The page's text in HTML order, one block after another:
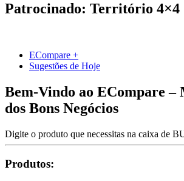
Patrocinado: Território 4×4
ECompare +
Sugestões de Hoje
Bem-Vindo ao ECompare –
dos Bons Negócios
Digite o produto que necessitas na caixa de
Produtos: